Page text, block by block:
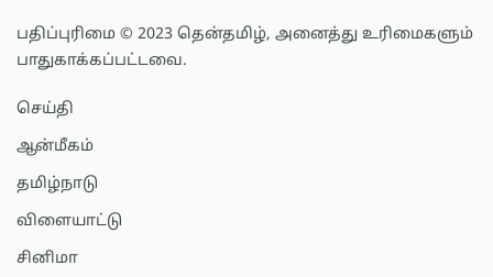
பதிப்புரிமை © 2023 தென்தமிழ், அனைத்து உரிமைகளும்
பாதுகாக்கப்பட்டவை.
செய்தி
ஆன்மீகம்
தமிழ்நாடு
விளையாட்டு
சினிமா